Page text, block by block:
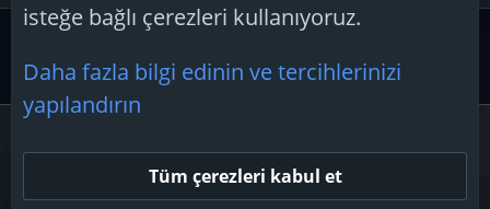
Etiketler
Şartlar ve kurallar
Gizlilik politikası
isteğe bağlı çerezleri kullanıyoruz.
Daha fazla bilgi edinin ve tercihlerinizi
yapılandırın
Tüm çerezleri kabul et